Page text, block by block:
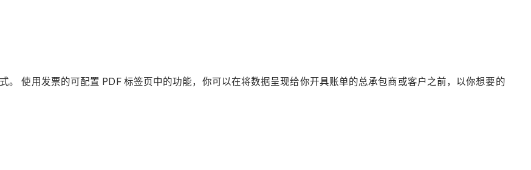
。 使用发票的可配置 PDF 标签页中的功能，你可以在将数据呈现给你开具账单的总承包商或客户之前，以你想要的